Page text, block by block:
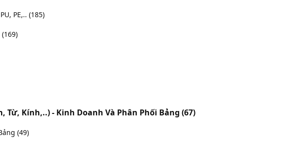
PE,.. (185)
(169)
Từ, Kính,..) - Kinh Doanh Và Phân Phối Bảng (67)
(49)